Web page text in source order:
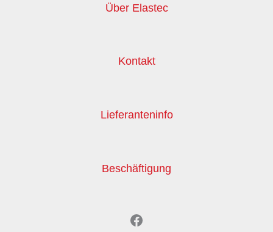
Über Elastec
Kontakt
Lieferanteninfo
Beschäftigung
Facebook